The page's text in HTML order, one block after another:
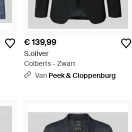
€ 139,99
S.oliver
Colberts - Zwart
Van Peek & Cloppenburg